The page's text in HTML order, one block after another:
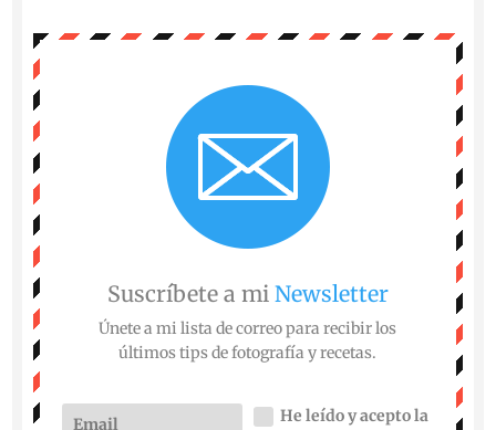
Suscríbete a mi Newsletter
Únete a mi lista de correo para recibir los
últimos tips de fotografía y recetas.
He leído y acepto la